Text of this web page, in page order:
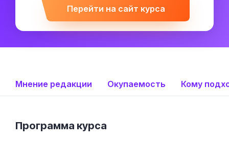
Перейти на сайт курса
Мнение редакции Окупаемость Кому
Программа курса